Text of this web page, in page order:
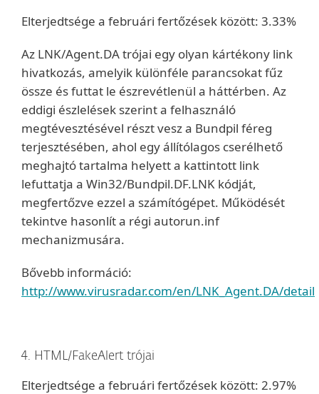
Elterjedtsége a februári fertőzések között: 3.33%
Az LNK/Agent.DA trójai egy olyan kártékony link
hivatkozás, amelyik különféle parancsokat fűz
össze és futtat le észrevétlenül a háttérben. Az
eddigi észlelések szerint a felhasználó
megtévesztésével részt vesz a Bundpil féreg
terjesztésében, ahol egy állítólagos cserélhető
meghajtó tartalma helyett a kattintott link
lefuttatja a Win32/Bundpil.DF.LNK kódját,
megfertőzve ezzel a számítógépet. Működését
tekintve hasonlít a régi autorun.inf
mechanizmusára.
Bővebb információ:
http://www.virusradar.com/en/LNK_Agent.DA/detail
4. HTML/FakeAlert trójai
Elterjedtsége a februári fertőzések között: 2.97%